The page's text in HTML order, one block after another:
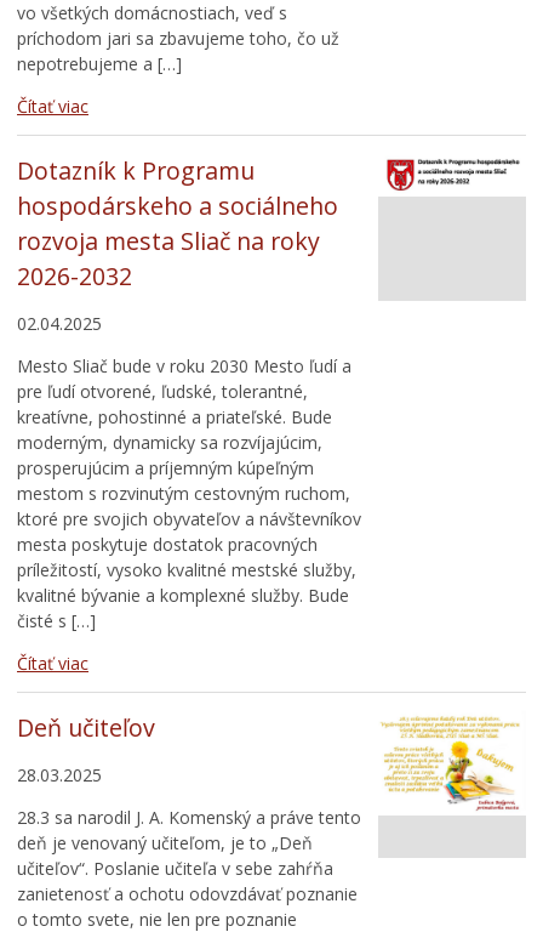
vo všetkých domácnostiach, veď s
príchodom jari sa zbavujeme toho, čo už
nepotrebujeme a […]
Čítať viac
Dotazník k Programu
hospodárskeho a sociálneho
rozvoja mesta Sliač na roky
2026-2032
02.04.2025
Mesto Sliač bude v roku 2030 Mesto ľudí a
pre ľudí otvorené, ľudské, tolerantné,
kreatívne, pohostinné a priateľské. Bude
moderným, dynamicky sa rozvíjajúcim,
prosperujúcim a príjemným kúpeľným
mestom s rozvinutým cestovným ruchom,
ktoré pre svojich obyvateľov a návštevníkov
mesta poskytuje dostatok pracovných
príležitostí, vysoko kvalitné mestské služby,
kvalitné bývanie a komplexné služby. Bude
čisté s […]
Čítať viac
Deň učiteľov
28.03.2025
28.3 sa narodil J. A. Komenský a práve tento
deň je venovaný učiteľom, je to „Deň
učiteľov“. Poslanie učiteľa v sebe zahŕňa
zanietenosť a ochotu odovzdávať poznanie
o tomto svete, nie len pre poznanie